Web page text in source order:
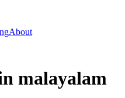
About
malayalam